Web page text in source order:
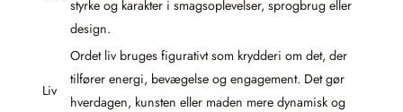
styrke og karakter i smagsoplevelser, sprogbrug eller
design.
Liv
Ordet liv bruges figurativt som krydderi om det, der
tilfører energi, bevægelse og engagement. Det gør
hverdagen, kunsten eller maden mere dynamisk og